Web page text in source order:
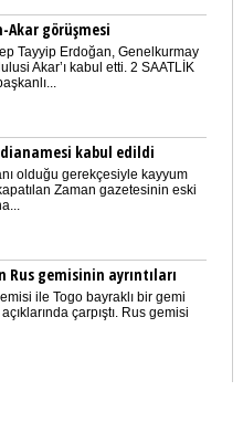
Akar görüşmesi
Tayyip Erdoğan, Genelkurmay
Akar’ı kabul etti. 2 SAATLİK
kabul edildi
olduğu gerekçesiyle kayyum
Zaman gazetesinin eski
Rus gemisinin ayrıntıları
ile Togo bayraklı bir gemi
çarpıştı. Rus gemisi